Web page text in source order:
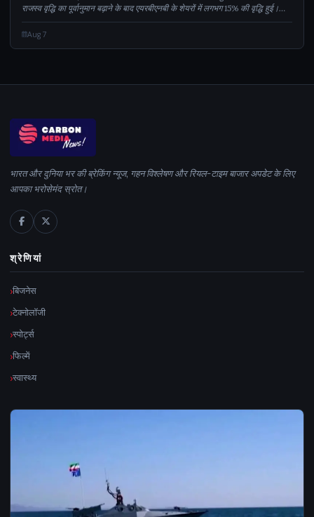
राजस्व वृद्धि का पूर्वानुमान बढ़ाने के बाद एयरबीएनबी के शेयरों में लगभग 15% की वृद्धि हुई।
उम्मीद से बेहतर तिमाही राजस्व और कम ग्राहक-आपूर्ति...
Aug 7
भारत और दुनिया भर की ब्रेकिंग न्यूज, गहन विश्लेषण और रियल-टाइम बाजार अपडेट के लिए
आपका भरोसेमंद स्रोत।
श्रेणियां
बिजनेस
टेक्नोलॉजी
स्पोर्ट्स
फिल्में
स्वास्थ्य